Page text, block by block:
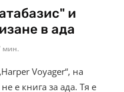
и
в ада
мин.
Voyager“, на
е книга за ада. Тя е